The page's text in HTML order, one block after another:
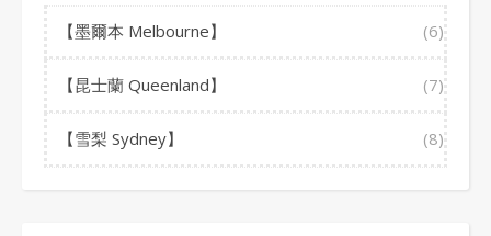
【墨爾本 Melbourne】 (6)
【昆士蘭 Queenland】 (7)
【雪梨 Sydney】 (8)